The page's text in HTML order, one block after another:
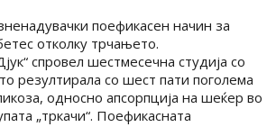
поефикасен начин за
отколку трчањето.
спровел шестмесечна студија со
резултирала со шест пати поголема
односно апсорпција на шеќер во
„тркачи“. Поефикасната